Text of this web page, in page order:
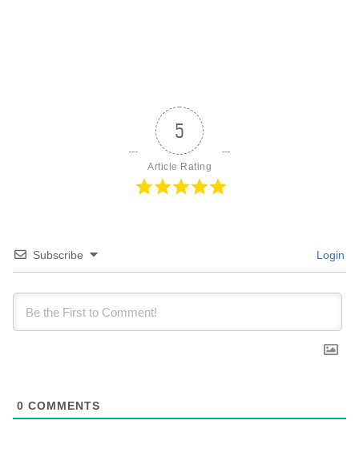
5
Article Rating
Subscribe Login
0 COMMENTS